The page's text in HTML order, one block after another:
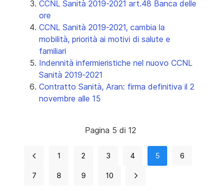
CCNL Sanità 2019-2021 art.48 Banca delle
ore
CCNL Sanità 2019-2021, cambia la
mobilità, priorità ai motivi di salute e
familiari
Indennità infermieristiche nel nuovo CCNL
Sanità 2019-2021
Contratto Sanità, Aran: firma definitiva il 2
novembre alle 15
Pagina 5 di 12
1 2 3 4 5 6
7 8 9 10